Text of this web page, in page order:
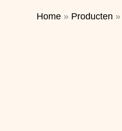
Home » Producten »